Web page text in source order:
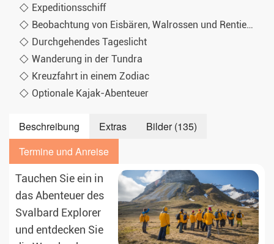
Expeditionsschiff
Beobachtung von Eisbären, Walrossen und Rentieren
Durchgehendes Tageslicht
Wanderung in der Tundra
Kreuzfahrt in einem Zodiac
Optionale Kajak-Abenteuer
Beschreibung Extras
Bilder (135)
Termine und Anreise
Tauchen Sie ein in
das Abenteuer des
Svalbard Explorer
und entdecken Sie